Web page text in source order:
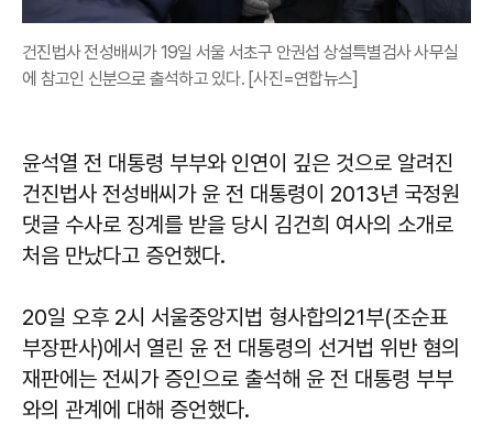
건진법사 전성배씨가 19일 서울 서초구 안권섭 상설특별검사 사무실
에 참고인 신분으로 출석하고 있다. [사진=연합뉴스]
윤석열 전 대통령 부부와 인연이 깊은 것으로 알려진
건진법사 전성배씨가 윤 전 대통령이 2013년 국정원
댓글 수사로 징계를 받을 당시 김건희 여사의 소개로
처음 만났다고 증언했다.
20일 오후 2시 서울중앙지법 형사합의21부(조순표
부장판사)에서 열린 윤 전 대통령의 선거법 위반 혐의
재판에는 전씨가 증인으로 출석해 윤 전 대통령 부부
와의 관계에 대해 증언했다.